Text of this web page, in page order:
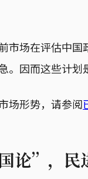
市场在评估中
。因而这些计划
场形势，请参阅
论”，民